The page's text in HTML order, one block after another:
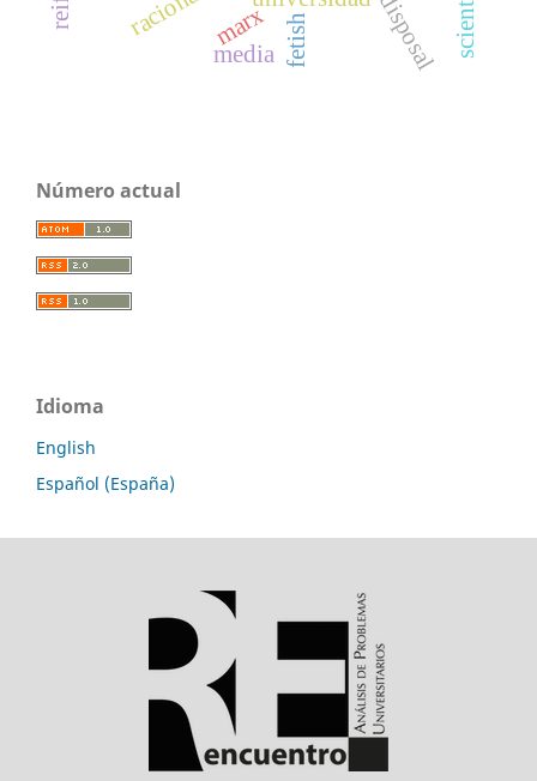
fetish disposal
marx
media
Número actual
Idioma
English
Español (España)